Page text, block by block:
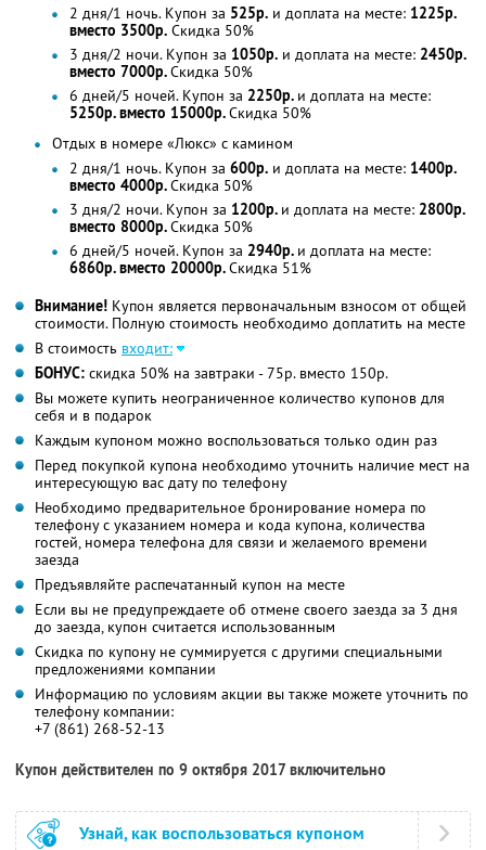
2 дня/1 ночь. Купон за 525р. и доплата на месте: 1225р.
вместо 3500р. Скидка 50%
3 дня/2 ночи. Купон за 1050р. и доплата на месте: 2450р.
вместо 7000р.Скидка 50%
6 дней/5 ночей. Купон за 2250р. и доплата на месте:
5250р. вместо 15000р.Скидка 50%
Отдых в номере «Люкс» с камином
2 дня/1 ночь. Купон за 600р. и доплата на месте: 1400р.
вместо 4000р.Скидка 50%
3 дня/2 ночи. Купон за 1200р. и доплата на месте: 2800р.
вместо 8000р.Скидка 50%
6 дней/5 ночей. Купон за 2940р. и доплата на месте:
6860р. вместо 20000р.Скидка 51%
Внимание! Купон является первоначальным взносом от общей
стоимости. Полную стоимость необходимо доплатить на месте
В стоимость входит:
БОНУС: скидка 50% на завтраки - 75р. вместо 150р.
Вы можете купить неограниченное количество купонов для
себя и в подарок
Каждым купоном можно воспользоваться только один раз
Перед покупкой купона необходимо уточнить наличие мест на
интересующую вас дату по телефону
Необходимо предварительное бронирование номера по
телефону с указанием номера и кода купона, количества
гостей, номера телефона для связи и желаемого времени
заезда
Предъявляйте распечатанный купон на месте
Если вы не предупреждаете об отмене своего заезда за 3 дня
до заезда, купон считается использованным
Скидка по купону не суммируется с другими специальными
предложениями компании
Информацию по условиям акции вы также можете уточнить по
телефону компании:
+7 (861) 268-52-13
Купон действителен по 9 октября 2017 включительно
Узнай, как воспользоваться купоном